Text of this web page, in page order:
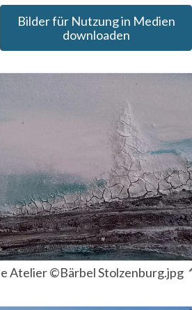
Bilder für Nutzung in Medien
downloaden
Atelier ©Bärbel Stolzenburg.jpg